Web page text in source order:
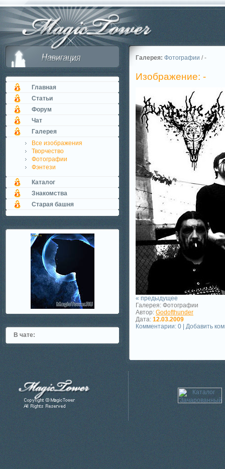
Главная
Статьи
Форум
Чат
Галерея
Все изображения
Творчество
Фотографии
Фэнтези
Каталог
Знакомства
Старая башня
В чате:
Галерея: Фотографии / -
Изображение: -
« предыдущее
Галерея: Фотографии
Автор: Godofthunder
Дата: 12.03.2009
Комментарии: 0 | Добавить